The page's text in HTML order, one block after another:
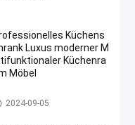
Küchens
Luxus moderner M
Küchenra
Möbel
Küchenschrank
2024-09-05